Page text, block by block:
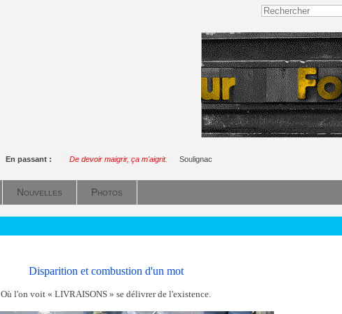
En passant : De devoir maigrir, ça m'aigrit. Soulignac
Nouvelles Photos
Disparition et combustion d'un mot
Où l'on voit « LIVRAISONS » se délivrer de l'existence.